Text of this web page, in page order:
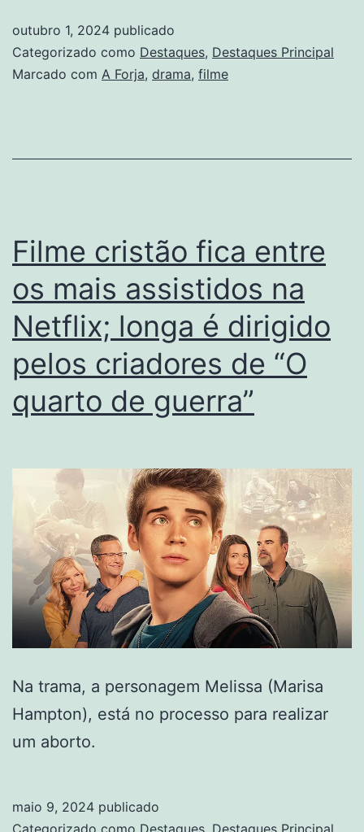
outubro 1, 2024 publicado
Categorizado como Destaques, Destaques Principal
Marcado com A Forja, drama, filme
Filme cristão fica entre
os mais assistidos na
Netflix; longa é dirigido
pelos criadores de “O
quarto de guerra”
Na trama, a personagem Melissa (Marisa
Hampton), está no processo para realizar
um aborto.
maio 9, 2024 publicado
Categorizado como Destaques Destaques Principal